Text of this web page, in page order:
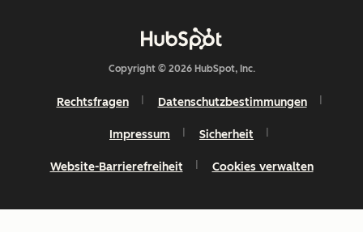
Copyright © 2026 HubSpot, Inc.
Rechtsfragen Datenschutzbestimmungen
Impressum Sicherheit
Website-Barrierefreiheit Cookies verwalten